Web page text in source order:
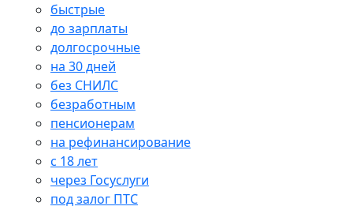
быстрые
до зарплаты
долгосрочные
на 30 дней
без СНИЛС
безработным
пенсионерам
на рефинансирование
с 18 лет
через Госуслуги
под залог ПТС